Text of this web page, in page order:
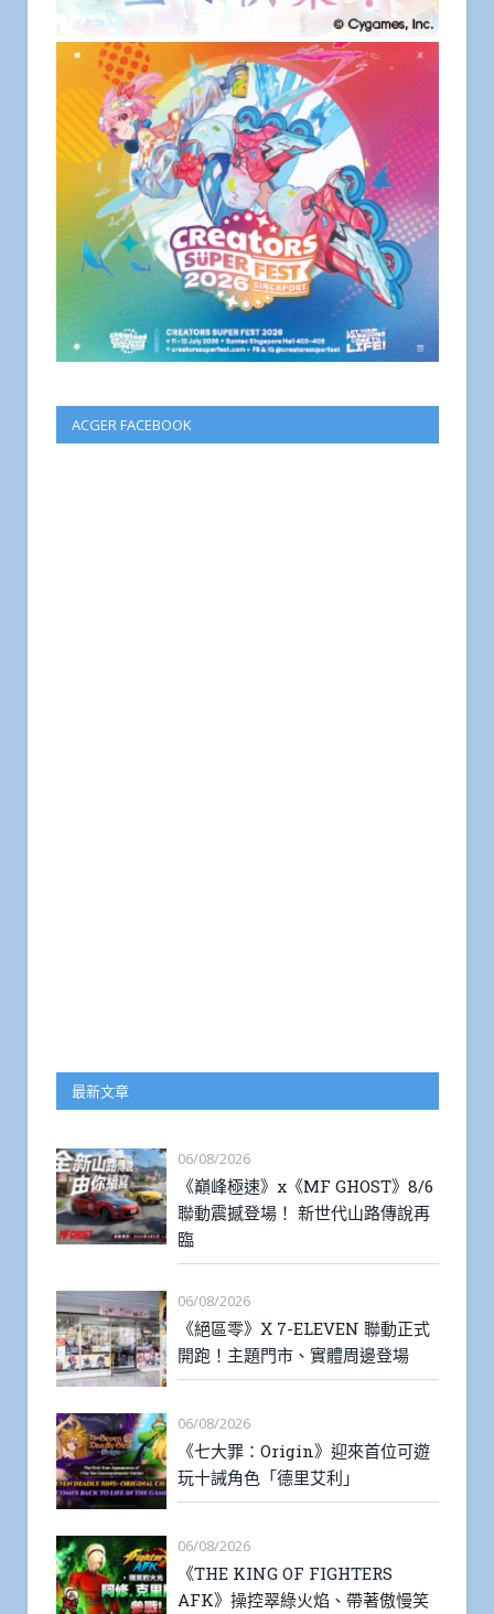
ACGER FACEBOOK
最新文章
06/08/2026
《巔峰極速》x《MF GHOST》8/6
聯動震撼登場！ 新世代山路傳說再
臨
06/08/2026
《絕區零》X 7-ELEVEN 聯動正式
開跑！主題門市、實體周邊登場
06/08/2026
《七大罪：Origin》迎來首位可遊
玩十誡角色「德里艾利」
06/08/2026
《THE KING OF FIGHTERS
AFK》操控翠綠火焰、帶著傲慢笑